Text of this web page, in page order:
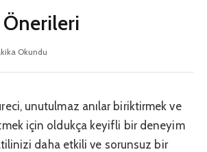
Önerileri
Okundu
unutulmaz anılar biriktirmek ve
için oldukça keyifli bir deneyim
daha etkili ve sorunsuz bir